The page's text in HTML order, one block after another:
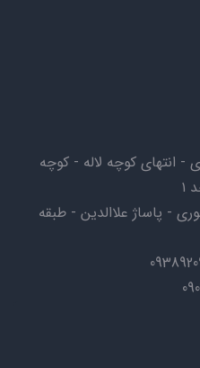
- انتهای کوچه لاله - کوچه
- پاساژ علاالدین - طبقه